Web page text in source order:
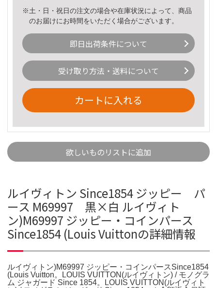
※土・日・祝日の注文の場合や在庫状況によって、商品
のお届けにお時間をいただく場合がございます。
即日出荷条件について
受け取り方法・送料について
カートに入れる
欲しいものリストに追加
ルイヴィトン Since1854 ジッピー パ
ース M69997 黒×白 ルイヴィト
ン)M69997 ジッピー・コインパース
Since1854 (Louis Vuittonの詳細情報
ルイヴィトン)M69997 ジッピー・コインパースSince1854
(Louis Vuitton。LOUIS VUITTON(ルイヴィトン) / モノグラ
ム ジャガード Since 1854。LOUIS VUITTON(ルイヴィト